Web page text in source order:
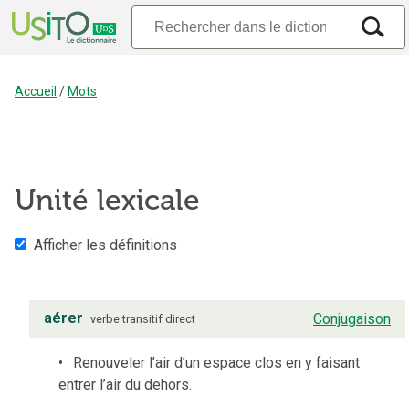
Accueil / Mots
Unité lexicale
Afficher les définitions
aérer verbe transitif direct Conjugaison
Renouveler l’air d’un espace clos en y faisant
entrer l’air du dehors.